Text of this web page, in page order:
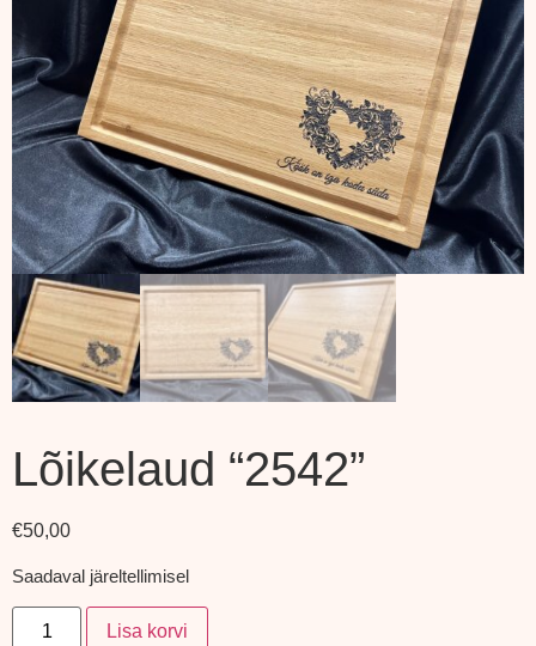
Lõikelaud “2542”
€50,00
Saadaval järeltellimisel
Lisa korvi